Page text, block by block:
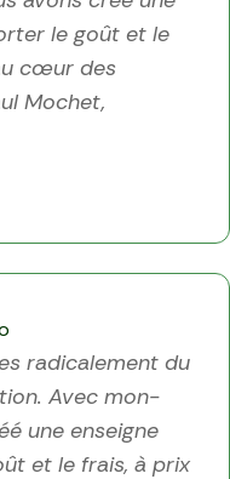
le goût et le
cœur des
Mochet,
radicalement du
Avec mon-
une enseigne
et le frais, à prix